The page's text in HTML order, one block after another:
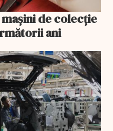
de colecție
ani